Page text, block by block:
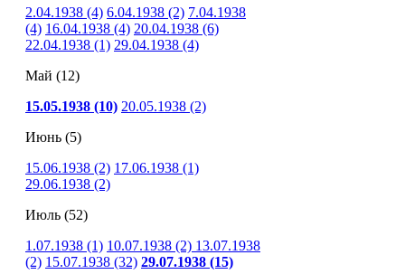
2.04.1938 (4) 6.04.1938 (2) 7.04.1938
(4) 16.04.1938 (4) 20.04.1938 (6)
22.04.1938 (1) 29.04.1938 (4)
Май (12)
15.05.1938 (10) 20.05.1938 (2)
Июнь (5)
15.06.1938 (2) 17.06.1938 (1)
29.06.1938 (2)
Июль (52)
1.07.1938 (1) 10.07.1938 (2) 13.07.1938
(2) 15.07.1938 (32) 29.07.1938 (15)